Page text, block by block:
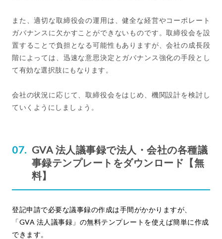
また、適切な取締役会の運用は、健全な経営やコーポレート
ガバナンスに欠かすことができないものです。取締役会を設
置することで負担となる可能性もありますが、会社の成長段
階によっては、迅速な意思決定とガバナンス強化の手段とし
て有効な選択肢にもなります。
会社の状況に応じて、取締役会をはじめ、機関設計を検討し
ていくようにしましょう。
GVA 法人議事録で法人・会社の各種議
事録テンプレートをダウンロード【無
料】
登記申請で必要な議事録の作成は手間がかかりますが、
「GVA 法人議事録」の無料テンプレートを使えば簡単に作成
できます。